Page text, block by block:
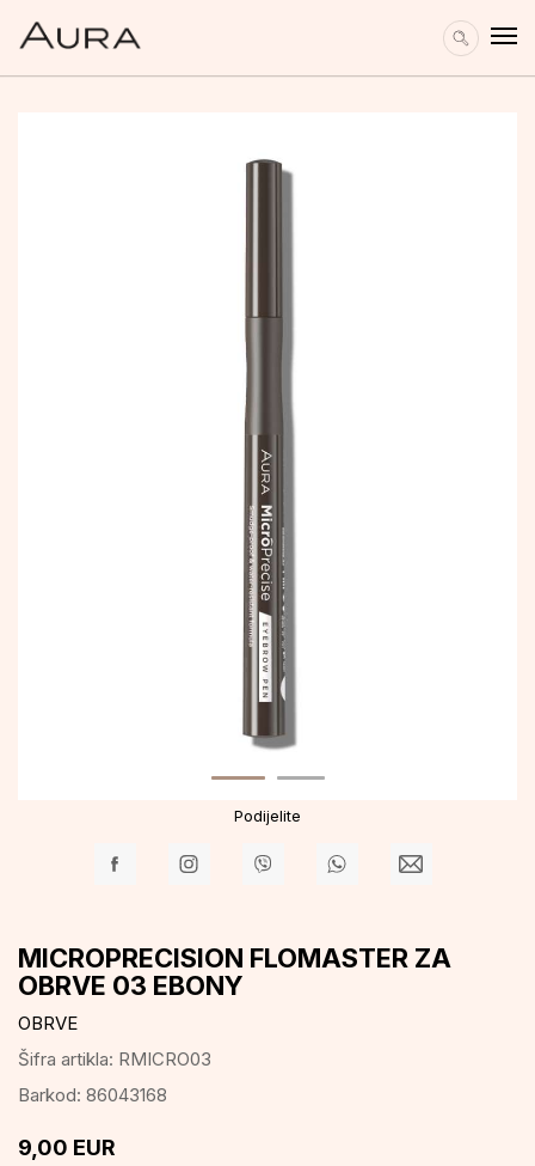
Podijelite
MICROPRECISION FLOMASTER ZA
OBRVE 03 EBONY
OBRVE
Šifra artikla: RMICRO03
Barkod: 86043168
9,00 EUR